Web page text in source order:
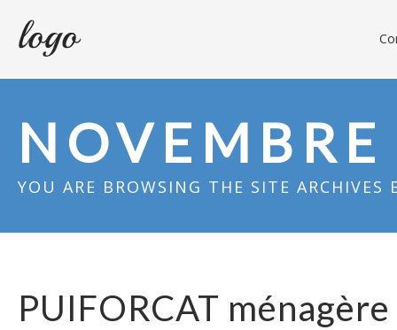
YOU ARE BROWSING THE SITE ARCHIVES
PUIFORCAT